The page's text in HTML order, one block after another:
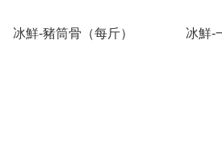
冰鮮-豬筒骨（每斤） 冰鮮-